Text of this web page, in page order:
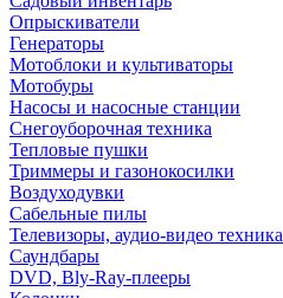
Опрыскиватели
Генераторы
Мотоблоки и культиваторы
Мотобуры
Насосы и насосные станции
Снегоуборочная техника
Тепловые пушки
Триммеры и газонокосилки
Воздуходувки
Сабельные пилы
Телевизоры, аудио-видео техника
Саундбары
DVD, Bly-Ray-плееры